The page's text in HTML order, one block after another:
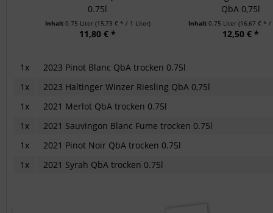
0.75l
Inhalt 0.75 Liter (15,73 € * / 1 Liter)
11,80 € *
QbA 0,75l
Inhalt 0.75 Liter (16,67 € * /
12,50 € *
1x
2023 Pinot Blanc QbA trocken 0.75l
1x
2023 Haltinger Winzer Riesling QbA 0,75l
1x
2021 Merlot QbA trocken 0.75l
1x
2021 Sauvingon Blanc Fume trocken 0.75l
1x
2021 Pinot Noir QbA trocken 0.75l
1x
2021 Syrah QbA trocken 0.75l